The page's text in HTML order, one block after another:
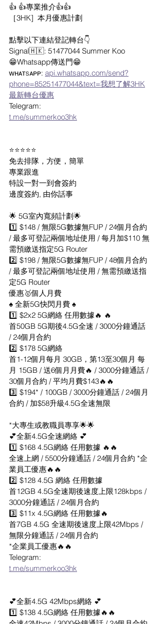
👍 👍專業推介👍👍
［3HK]  本月優惠計劃
點擊以下連結登記轉台👇
Signal🇭🇰: 51477044 Summer Koo
😁Whatsapp傳送門😁
ᴡʜᴀᴛsᴀᴘᴘ: api.whatsapp.com/send?
phone=85251477044&text=我想了解3HK
最新轉台優惠
Telegram:
t.me/summerkoo3hk
⭐⭐⭐⭐⭐
免去排隊，方便，簡單
專業跟進
特設一對一到會簽約
邊度簽約, 由你話事
🌟 5G室內寬頻計劃🌟
1️⃣ $148 / 無限5G數據無FUP / 24個月合約
/ 最多可登記兩個地址使用 / 每月加$110 無
需預繳送指定5G Router
2️⃣ $198 / 無限5G數據無FUP / 48個月合約
/ 最多可登記兩個地址使用 / 無需預繳送指
定5G Router
優惠🥇個人月費
♠️ 全新5G快閃月費 ♠️
1️⃣ $2x2 5G網絡 任用數據🔥 🔥
首50GB 5G期後4.5G全速 / 3000分鐘通話
/ 24個月合約
2️⃣ $178 5G網絡
首1-12個月每月 30GB，第13至30個月 每
月 15GB / 送6個月月費🔥 / 3000分鐘通話 /
30個月合約 / 平均月費$143🔥🔥
3️⃣ $194* / 100GB / 3000分鐘通話 / 24個月
合約 / 加$58升級4.5G全速無限
*大專生或教職員專享🌟🌟
💕全新4.5G全速網絡 💕
1️⃣ $168 4.5G網絡 任用數據 🔥🔥
全速上網 / 5500分鐘通話 / 24個月合約 *企
業員工優惠🔥🔥
2️⃣ $128 4.5G 網絡 任用數據
首12GB 4.5G全速期後速度上限128kbps /
3000分鐘通話 / 24個月合約
3️⃣ $11x 4.5G網絡 任用數據🔥
首7GB 4.5G 全速期後速度上限42Mbps /
無限分鐘通話 / 24個月合約
*企業員工優惠🔥🔥
Telegram:
t.me/summerkoo3hk
💕全新4.5G 42Mbps網絡 💕
1️⃣ $138 4.5G網絡 任用數據🔥🔥